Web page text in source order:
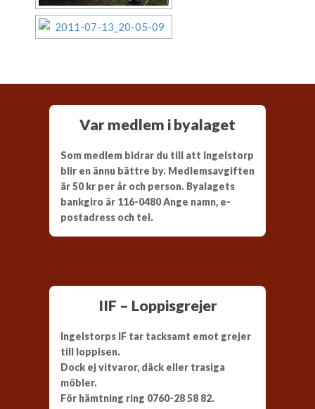
Var medlem i byalaget
Som medlem bidrar du till att Ingelstorp
blir en ännu bättre by. Medlemsavgiften
är 50 kr per år och person. Byalagets
bankgiro är 116-0480 Ange namn, e-
postadress och tel.
IIF – Loppisgrejer
Ingelstorps IF tar tacksamt emot grejer
till loppisen.
Dock ej vitvaror, däck eller trasiga
möbler.
För hämtning ring 0760-28 58 82.